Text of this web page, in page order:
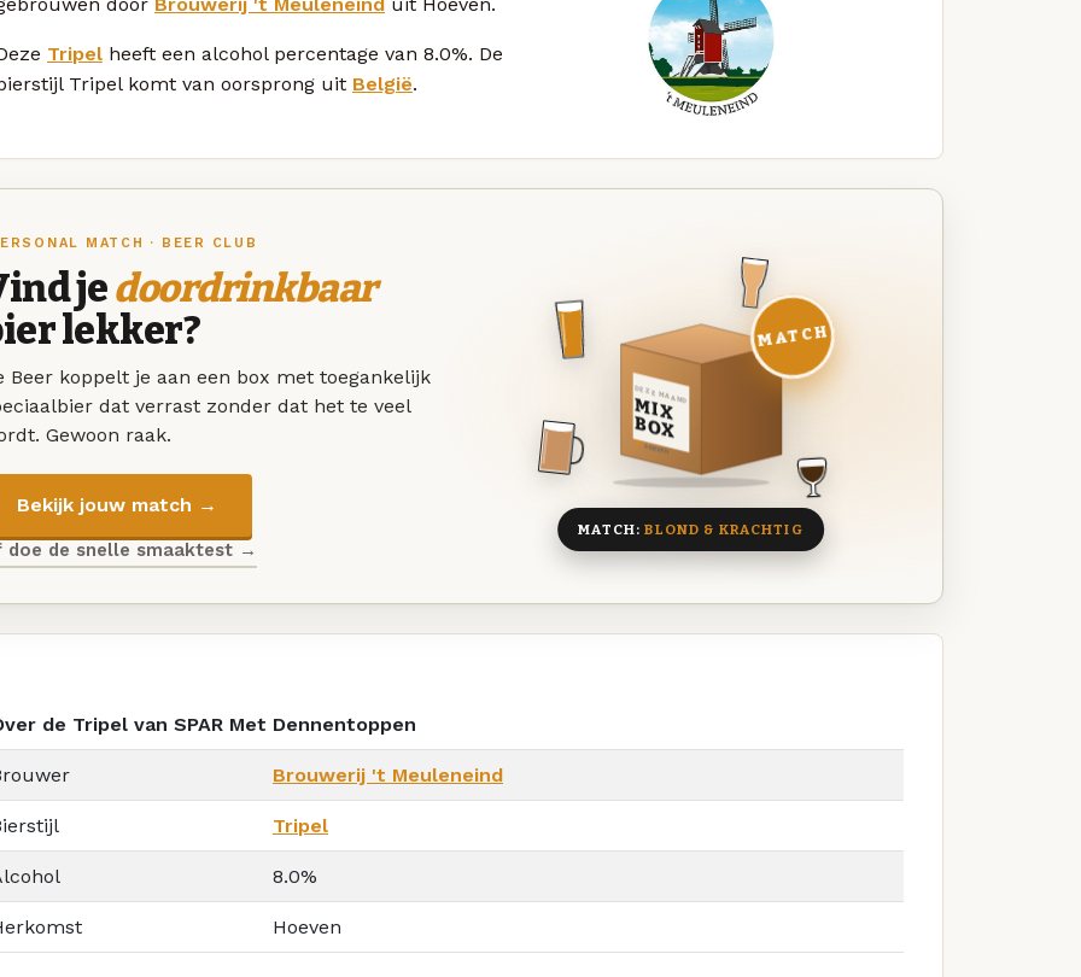
Tripel heeft een alcohol percentage van 8.0%. De
Tripel komt van oorsprong uit België.
MATCH · BEER CLUB
jedoordrinkbaar
lekker?
Beer koppelt je aan een box met toegankelijk
dat verrast zonder dat het te veel
Gewoon raak.
Bekijk jouw match →
doe de snelle smaaktest →
DEZE MAAND
MIX
BOX
8 BIEREN
MATCH
MATCH:BLOND & KRACHTIG
de Tripel van SPAR Met Dennentoppen
Brouwerij 't Meuleneind
Tripel
8.0%
Hoeven